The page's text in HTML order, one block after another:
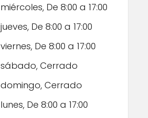
miércoles, De 8:00 a 17:00
jueves, De 8:00 a 17:00
viernes, De 8:00 a 17:00
sábado, Cerrado
domingo, Cerrado
lunes, De 8:00 a 17:00